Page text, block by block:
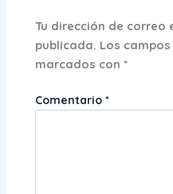
Tu dirección de correo
publicada. Los
marcados con*
Comentario*